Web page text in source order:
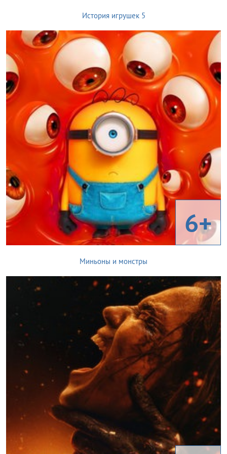
История игрушек 5
6+
Миньоны и монстры